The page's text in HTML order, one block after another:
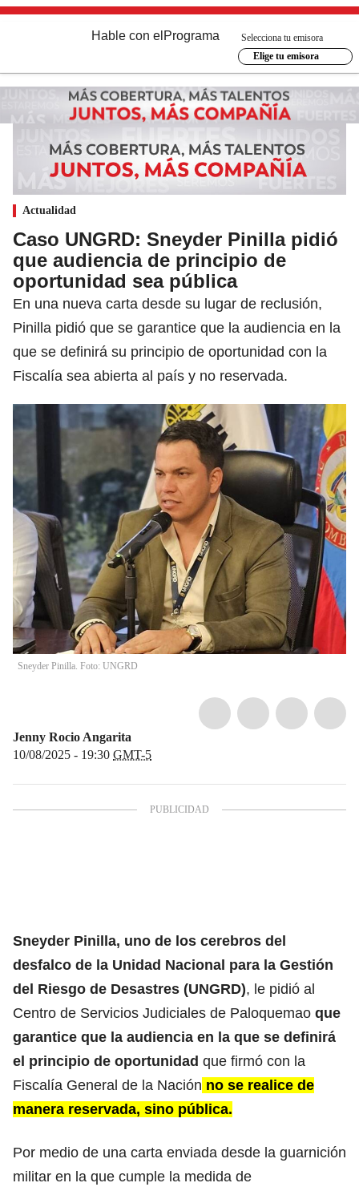
Hable con el Programa
Selecciona tu emisora
Elige tu emisora
Actualidad
Caso UNGRD: Sneyder Pinilla pidió
que audiencia de principio de
oportunidad sea pública
En una nueva carta desde su lugar de reclusión,
Pinilla pidió que se garantice que la audiencia en la
que se definirá su principio de oportunidad con la
Fiscalía sea abierta al país y no reservada.
Sneyder Pinilla. Foto: UNGRD
Jenny Rocio Angarita
10/08/2025 - 19:30 GMT-5
Sneyder Pinilla, uno de los cerebros del
desfalco de la Unidad Nacional para la Gestión
del Riesgo de Desastres (UNGRD), le pidió al
Centro de Servicios Judiciales de Paloquemao que
garantice que la audiencia en la que se definirá
el principio de oportunidad que firmó con la
Fiscalía General de la Nación no se realice de
manera reservada, sino pública.
Por medio de una carta enviada desde la guarnición
militar en la que cumple la medida de